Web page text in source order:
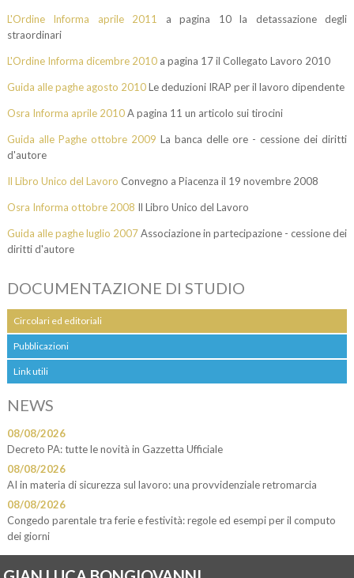
L'Ordine Informa aprile 2011
a pagina 10 la detassazione degli
straordinari
L'Ordine Informa dicembre 2010a pagina 17 il Collegato Lavoro 2010
Guida alle paghe agosto 2010Le deduzioni IRAP per il lavoro dipendente
Osra Informa aprile 2010A pagina 11 un articolo sui tirocini
Guida alle Paghe ottobre 2009 La banca delle ore - cessione dei diritti
d'autore
Il Libro Unico del Lavoro Convegno a Piacenza il 19 novembre 2008
Osra Informa ottobre 2008 Il Libro Unico del Lavoro
Guida alle paghe luglio 2007Associazione in partecipazione - cessione dei
diritti d'autore
DOCUMENTAZIONE DI STUDIO
Circolari ed editoriali
Pubblicazioni
Link utili
NEWS
08/08/2026
Decreto PA: tutte le novità in Gazzetta Ufficiale
08/08/2026
AI in materia di sicurezza sul lavoro: una provvidenziale retromarcia
08/08/2026
Congedo parentale tra ferie e festività: regole ed esempi per il computo
dei giorni